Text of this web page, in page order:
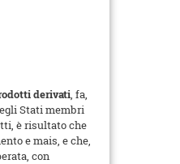
derivati, fa,
Stati membri
è risultato che
e mais, e che,
con